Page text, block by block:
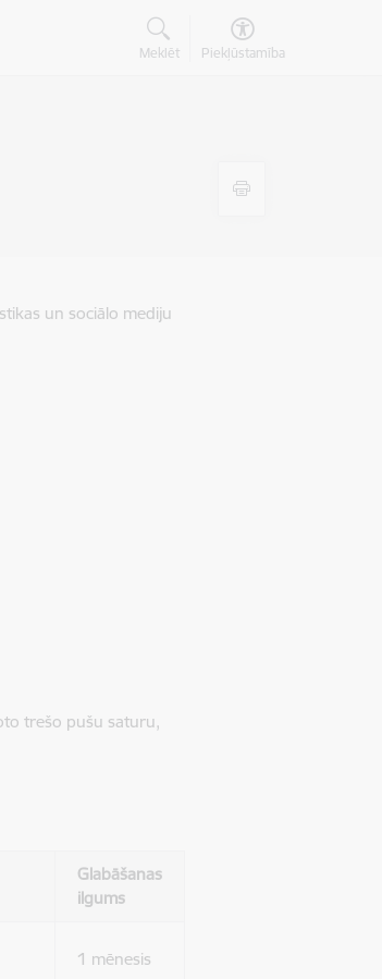
Meklēt Piekļūstamība
un sociālo mediju
trešo pušu saturu,
Glabāšanas
ilgums
1 mēnesis